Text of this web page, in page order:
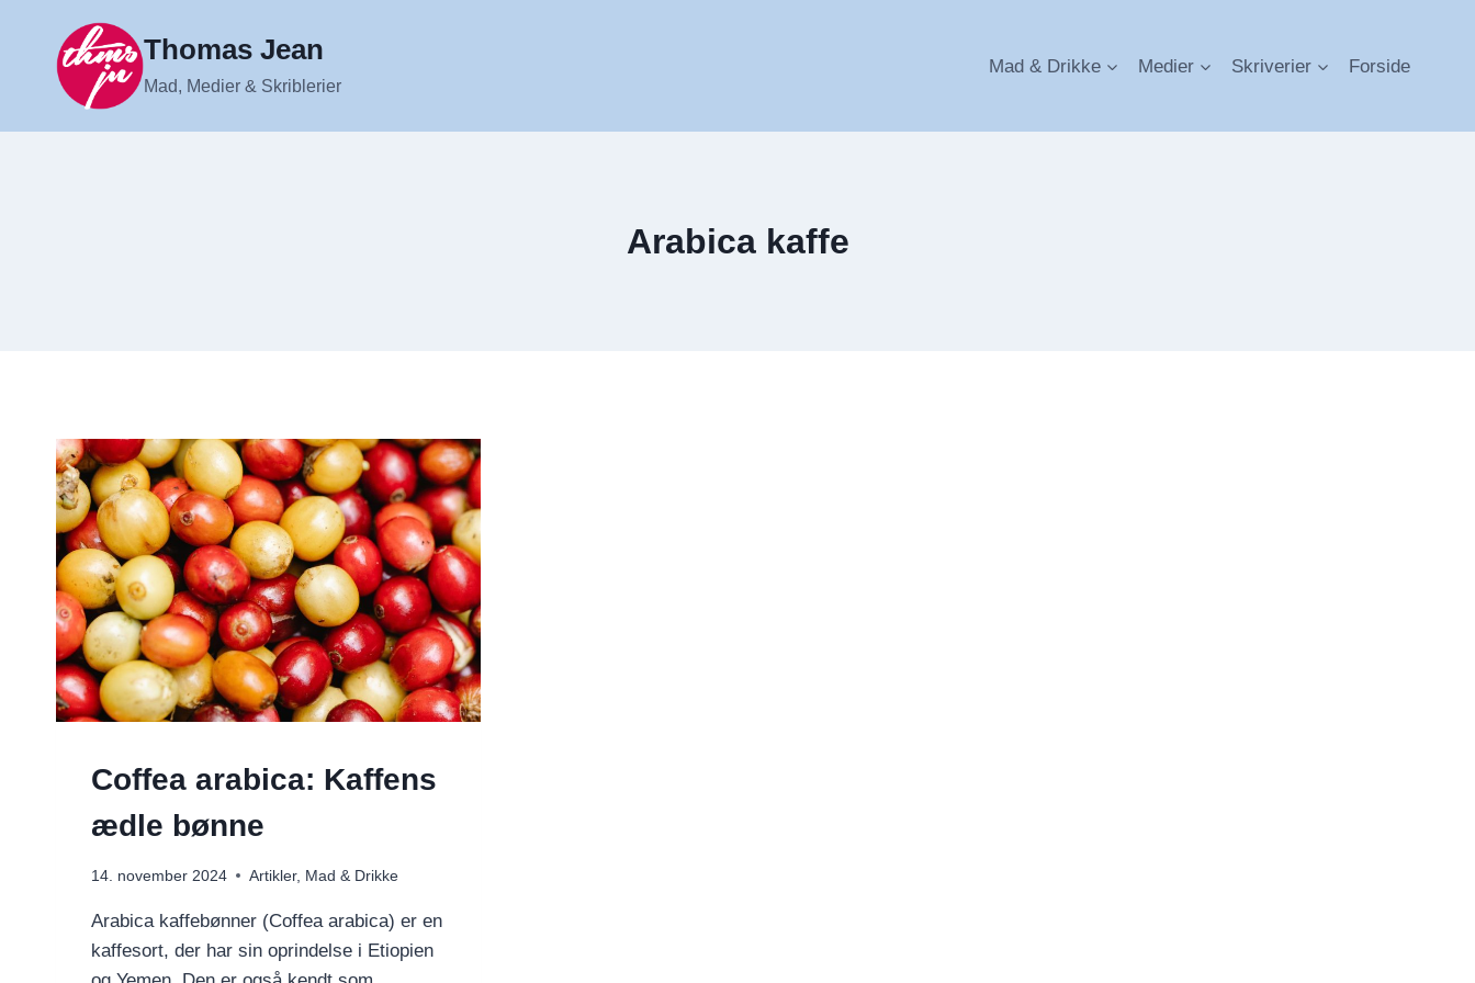
indhold
Thomas Jean
Mad, Medier & Skriblerier
Mad & Drikke Medier Skriverier Forside
Arabica kaffe
Coffea arabica: Kaffens
ædle bønne
14. november 2024 Artikler, Mad & Drikke
Arabica kaffebønner (Coffea arabica) er en
kaffesort, der har sin oprindelse i Etiopien